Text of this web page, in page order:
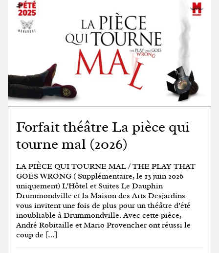
Forfait théâtre La pièce qui
tourne mal (2026)
LA PIÈCE QUI TOURNE MAL / THE PLAY THAT
GOES WRONG ( Supplémentaire, le 13 juin 2026
uniquement) L’Hôtel et Suites Le Dauphin
Drummondville et la Maison des Arts Desjardins
vous invitent une fois de plus pour un théâtre d’été
inoubliable à Drummondville. Avec cette pièce,
André Robitaille et Mario Provencher ont réussi le
coup de […]